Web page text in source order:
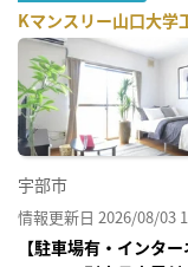
Kマンスリー山口大学
宇部市
情報更新日 2026/08/03
【駐車場有・インタ